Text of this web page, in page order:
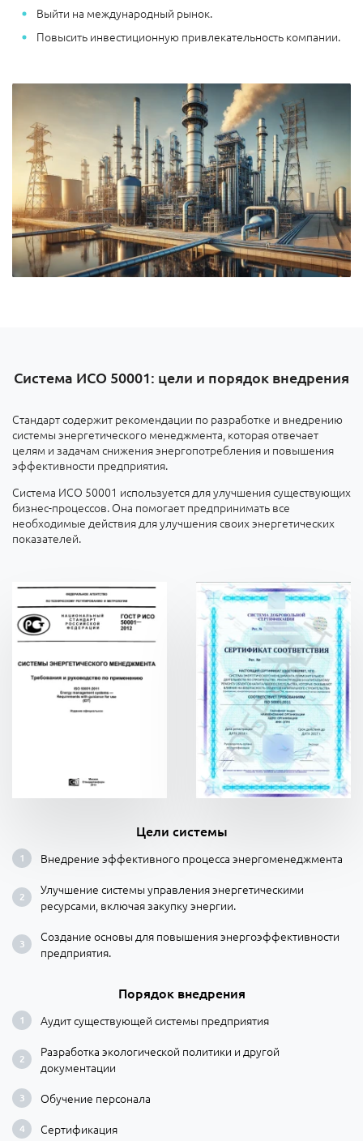
Выйти на международный рынок.
Повысить инвестиционную привлекательность компании.
Система ИСО 50001: цели и порядок внедрения
Стандарт содержит рекомендации по разработке и внедрению
системы энергетического менеджмента, которая отвечает
целям и задачам снижения энергопотребления и повышения
эффективности предприятия.
Система ИСО 50001 используется для улучшения существующих
бизнес-процессов. Она помогает предпринимать все
необходимые действия для улучшения своих энергетических
показателей.
Цели системы
Внедрение эффективного процесса энергоменеджмента
Улучшение системы управления энергетическими
ресурсами, включая закупку энергии.
Создание основы для повышения энергоэффективности
предприятия.
Порядок внедрения
Аудит существующей системы предприятия
Разработка экологической политики и другой
документации
Обучение персонала
Сертификация